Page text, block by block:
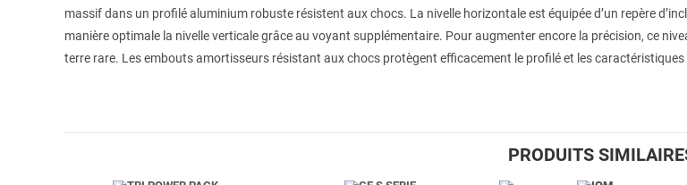
massif dans un profilé aluminium robuste résistent aux chocs. La nivelle horizontale est équipée d’un repère
manière optimale la nivelle verticale grâce au voyant supplémentaire. Pour augmenter encore la précision, ce
terre rare. Les embouts amortisseurs résistant aux chocs protègent efficacement le profilé et les caractéristiques
PRODUITS